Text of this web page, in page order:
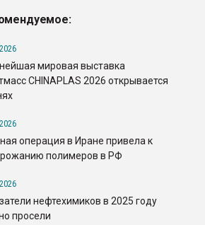
мировая выставка
CHINAPLAS 2026 открывается
операция в Иране привела к
полимеров в РФ
нефтехимиков в 2025 году
просели